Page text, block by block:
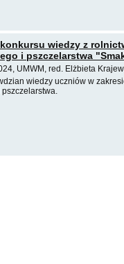
wiedzy z
i pszczelarstwa
UMWM, red. Elżbieta
wiedzy uczniów w